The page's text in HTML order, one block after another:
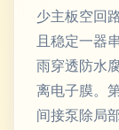
少主板空回
且稳定一器
雨穿透防水
离电子膜。
间接泵除局